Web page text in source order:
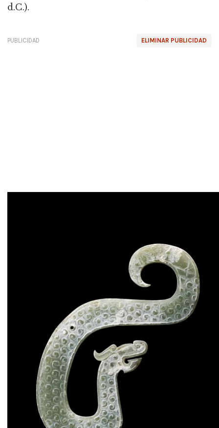
d.C.).
ELIMINAR PUBLICIDAD
PUBLICIDAD